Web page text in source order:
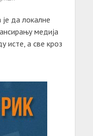
да локалне
медија
исте, а све кроз